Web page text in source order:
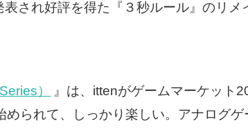
され好評を得た『３秒ルール』のリ
）
』は、ittenがゲームマーケット
られて、しっかり楽しい。アナログ